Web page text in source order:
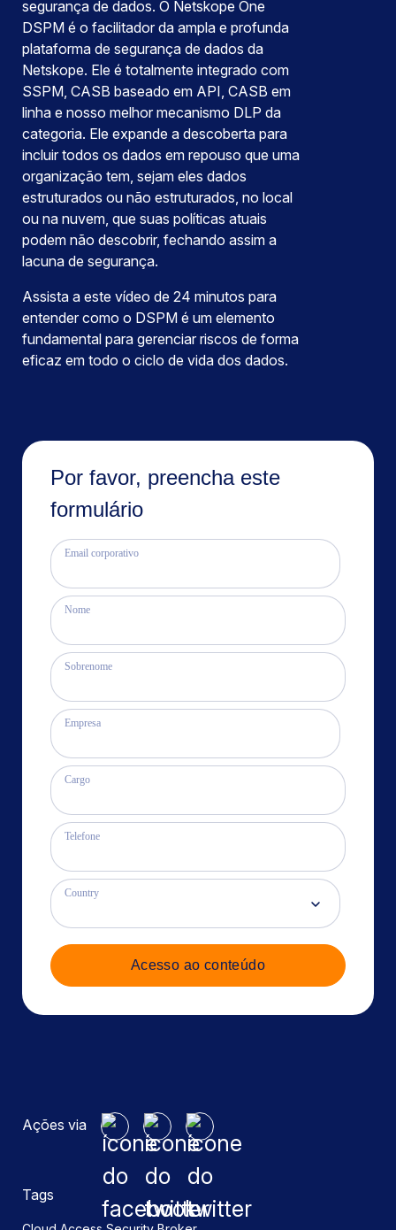
Por favor, preencha este
formulário
Email corporativo
Nome
Sobrenome
Empresa
Cargo
Telefone
Country
Acesso ao conteúdo
Ações via
Tags
segurança de dados. O Netskope One
DSPM é o facilitador da ampla e profunda
plataforma de segurança de dados da
Netskope. Ele é totalmente integrado com
SSPM, CASB baseado em API, CASB em
linha e nosso melhor mecanismo DLP da
categoria. Ele expande a descoberta para
incluir todos os dados em repouso que uma
organização tem, sejam eles dados
estruturados ou não estruturados, no local
ou na nuvem, que suas políticas atuais
podem não descobrir, fechando assim a
lacuna de segurança.
Assista a este vídeo de 24 minutos para
entender como o DSPM é um elemento
fundamental para gerenciar riscos de forma
eficaz em todo o ciclo de vida dos dados.